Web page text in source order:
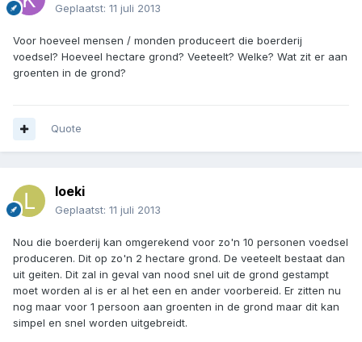
Geplaatst: 11 juli 2013
Voor hoeveel mensen / monden produceert die boerderij
voedsel? Hoeveel hectare grond? Veeteelt? Welke? Wat zit er aan
groenten in de grond?
Quote
loeki
Geplaatst: 11 juli 2013
Nou die boerderij kan omgerekend voor zo'n 10 personen voedsel
produceren. Dit op zo'n 2 hectare grond. De veeteelt bestaat dan
uit geiten. Dit zal in geval van nood snel uit de grond gestampt
moet worden al is er al het een en ander voorbereid. Er zitten nu
nog maar voor 1 persoon aan groenten in de grond maar dit kan
simpel en snel worden uitgebreidt.